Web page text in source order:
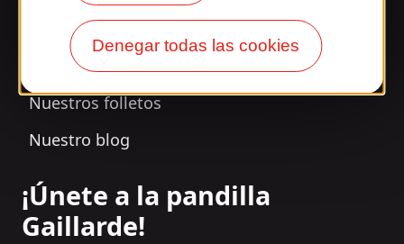
Denegar todas las cookies
Nuestros horarios
Acceso y transporte
Nuestros folletos
Nuestro blog
¡Únete a la pandilla
Gaillarde!